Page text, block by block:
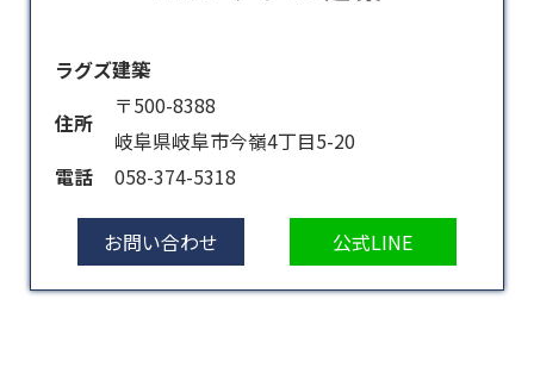
ラグズ建築
住所
〒500-8388
岐阜県岐阜市今嶺4丁目5-20
電話
058-374-5318
お問い合わせ 公式LINE